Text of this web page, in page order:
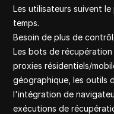
Les utilisateurs suivent
temps.
Besoin de plus de
Les bots de
proxies résidentiels/
géographique, les outils
l'intégration de
exécutions de